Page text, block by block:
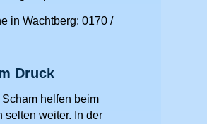
in Wachtberg: 0170 /
Druck
Scham helfen beim
selten weiter. In der